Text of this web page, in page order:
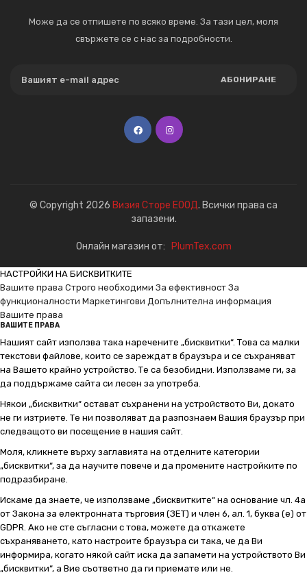
Може да се отпишете по всяко време. За тази цел, моля
свържете се с нас за подробности.
АБОНИРАНЕ
© Copyright 2026 Визия Сторе ЕООД. Всички права са
запазени.
Онлайн магазин от: PlumTex.com
НАСТРОЙКИ НА БИСКВИТКИТЕ
Вашите права Строго необходими За ефективност За
функционалности Маркетингови Допълнителна информация
Вашите права
ВАШИТЕ ПРАВА
Нашият сайт използва така наречените „бисквитки“. Това са малки
текстови файлове, които се зареждат в браузъра и се съхраняват
на Вашето крайно устройство. Те са безобидни. Използваме ги, за
да поддържаме сайта си лесен за употреба.
Някои „бисквитки“ остават съхранени на устройството Ви, докато
не ги изтриете. Те ни позволяват да разпознаем Вашия браузър при
следващото ви посещение в нашия сайт.
Моля, кликнете върху заглавията на отделните категории
„бисквитки“, за да научите повече и да промените настройките по
подразбиране.
Искаме да знаете, че използваме „бисквитките“ на основание чл. 4а
от Закона за електронната търговия (ЗЕТ) и член 6, ал. 1, буква (е) от
GDPR. Ако не сте съгласни с това, можете да откажете
съхраняването, като настроите браузъра си така, че да Ви
информира, когато някой сайт иска да запамети на устройството Ви
„бисквитки“, а Вие съответно да ги приемате или не.